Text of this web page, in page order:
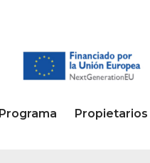
Programa Propietarios